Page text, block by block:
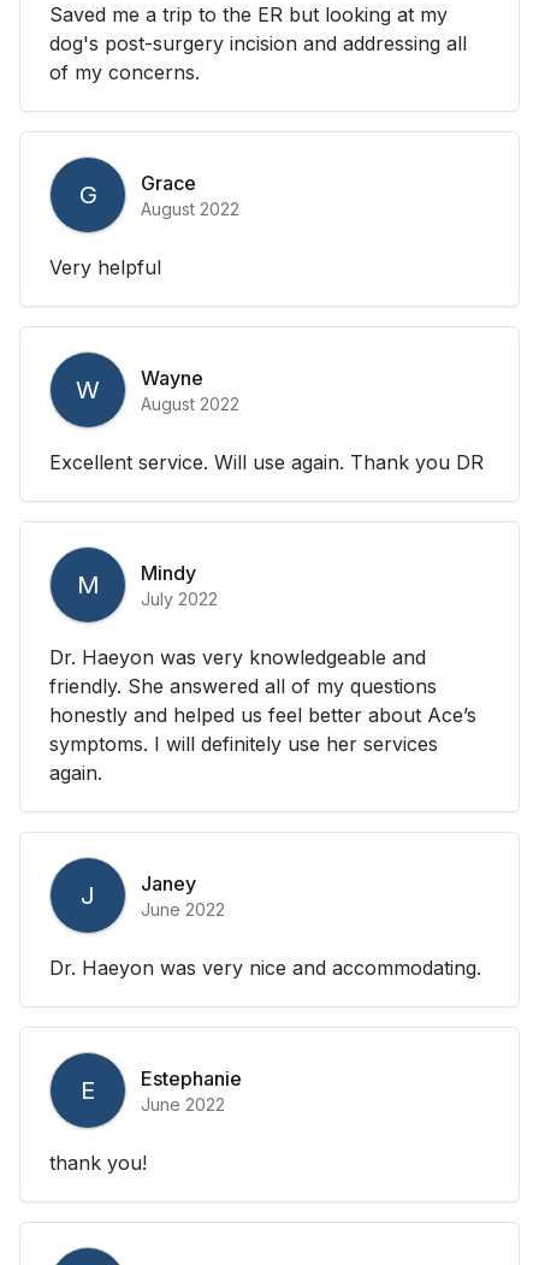
Saved me a trip to the ER but looking at my
dog's post-surgery incision and addressing all
of my concerns.
G Grace
August 2022
Very helpful
W Wayne
August 2022
Excellent service. Will use again. Thank you DR
M Mindy
July 2022
Dr. Haeyon was very knowledgeable and
friendly. She answered all of my questions
honestly and helped us feel better about Ace’s
symptoms. I will definitely use her services
again.
J Janey
June 2022
Dr. Haeyon was very nice and accommodating.
E Estephanie
June 2022
thank you!